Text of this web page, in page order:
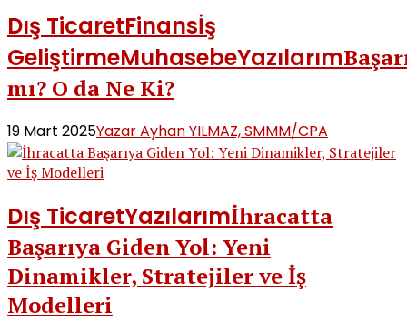
Dış TicaretFinansİş
GeliştirmeMuhasebeYazılarım
mı? O da Ne Ki?
19 Mart 2025Yazar Ayhan YILMAZ, SMMM/CPA
Dış TicaretYazılarımİhracatta
Başarıya Giden Yol: Yeni
Dinamikler, Stratejiler ve İş
Modelleri